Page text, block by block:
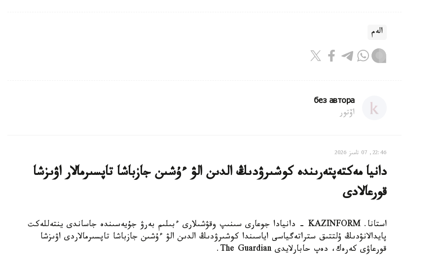
الەم
без автора
اۆتور
22:46, 07 تامىز 2026
دانيا مەكتەپتەرىندە كوشىرۋدىڭ الدىن الۋ ءۇشىن جازباشا تاپسىرمالار اۋىزشا
قورعالادى
استانا. KAZINFORM - دانيادا جوعارى سىنىپ وقۋشىلارى ءبىلىم بەرۋ جۇيەسىندە جاساندى ينتەللەكت
پايدالانۋدىڭ ۇلتتىق ستراتەگياسى اياسىندا كوشىرۋدىڭ الدىن الۋ ءۇشىن جازباشا تاپسىرمالاردى اۋىزشا
قورعاۋى كەرەك، دەپ حابارلايدى The Guardian.